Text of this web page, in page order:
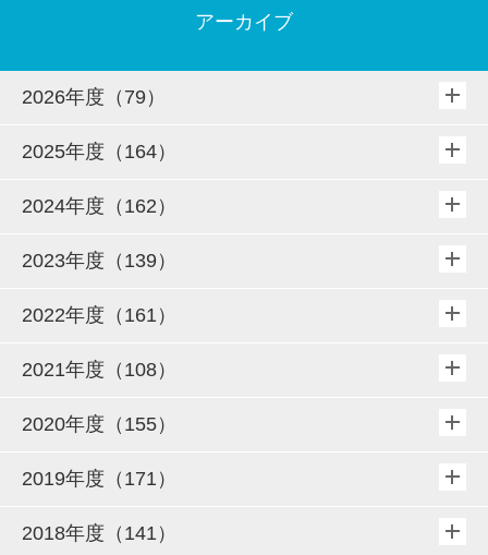
アーカイブ
2026年度（79）
2025年度（164）
2024年度（162）
2023年度（139）
2022年度（161）
2021年度（108）
2020年度（155）
2019年度（171）
2018年度（141）